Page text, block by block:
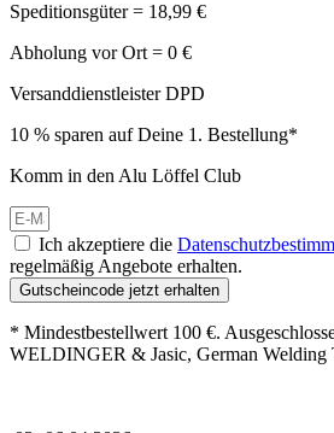
Speditionsgüter = 18,99 €
Abholung vor Ort = 0 €
Versanddienstleister DPD
10 % sparen auf Deine 1. Bestellung*
Komm in den Alu Löffel Club
Ich akzeptiere die
regelmäßig Angebote erhalten.
Gutscheincode jetzt erhalten
* Mindestbestellwert 100 €.
WELDINGER & Jasic, German Welding